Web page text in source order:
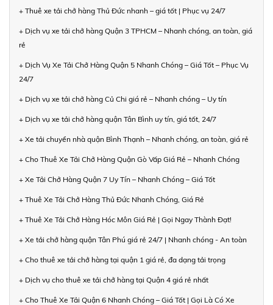
+ Thuê xe tải chở hàng Thủ Đức nhanh – giá tốt | Phục vụ 24/7
+ Dịch vụ xe tải chở hàng Quận 3 TPHCM – Nhanh chóng, an toàn, giá
rẻ
+ Dịch Vụ Xe Tải Chở Hàng Quận 5 Nhanh Chóng – Giá Tốt – Phục Vụ
24/7
+ Dịch vụ xe tải chở hàng Củ Chi giá rẻ – Nhanh chóng – Uy tín
+ Dịch vụ xe tải chở hàng quận Tân Bình uy tín, giá tốt, 24/7
+ Xe tải chuyển nhà quận Bình Thạnh – Nhanh chóng, an toàn, giá rẻ
+ Cho Thuê Xe Tải Chở Hàng Quận Gò Vấp Giá Rẻ – Nhanh Chóng
+ Xe Tải Chở Hàng Quận 7 Uy Tín – Nhanh Chóng – Giá Tốt
+ Thuê Xe Tải Chở Hàng Thủ Đức Nhanh Chóng, Giá Rẻ
+ Thuê Xe Tải Chở Hàng Hóc Môn Giá Rẻ | Gọi Ngay Thành Đạt!
+ Xe tải chở hàng quận Tân Phú giá rẻ 24/7 | Nhanh chóng - An toàn
+ Cho thuê xe tải chở hàng tại quận 1 giá rẻ, đa dạng tải trọng
+ Dịch vụ cho thuê xe tải chở hàng tại Quận 4 giá rẻ nhất
+ Cho Thuê Xe Tải Quận 6 Nhanh Chóng – Giá Tốt | Gọi Là Có Xe